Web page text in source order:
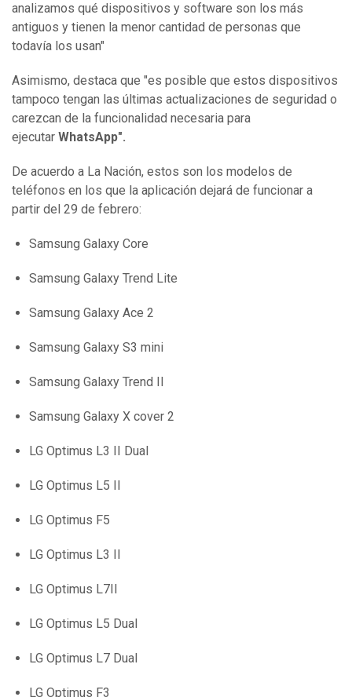
analizamos qué dispositivos y software son los más
antiguos y tienen la menor cantidad de personas que
todavía los usan"
Asimismo, destaca que "es posible que estos dispositivos
tampoco tengan las últimas actualizaciones de seguridad o
carezcan de la funcionalidad necesaria para
ejecutar WhatsApp".
De acuerdo a La Nación, estos son los modelos de
teléfonos en los que la aplicación dejará de funcionar a
partir del 29 de febrero:
Samsung Galaxy Core
Samsung Galaxy Trend Lite
Samsung Galaxy Ace 2
Samsung Galaxy S3 mini
Samsung Galaxy Trend II
Samsung Galaxy X cover 2
LG Optimus L3 II Dual
LG Optimus L5 II
LG Optimus F5
LG Optimus L3 II
LG Optimus L7II
LG Optimus L5 Dual
LG Optimus L7 Dual
LG Optimus F3